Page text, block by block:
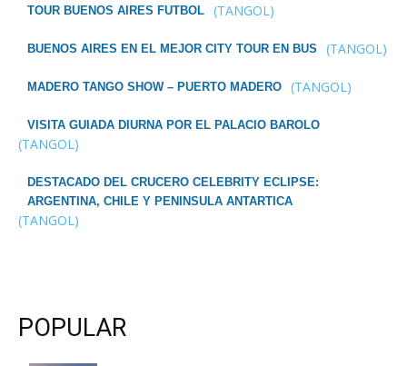
TOUR BUENOS AIRES FUTBOL (TANGOL)
BUENOS AIRES EN EL MEJOR CITY TOUR EN BUS (TANGOL)
MADERO TANGO SHOW – PUERTO MADERO (TANGOL)
VISITA GUIADA DIURNA POR EL PALACIO BAROLO
(TANGOL)
DESTACADO DEL CRUCERO CELEBRITY ECLIPSE:
ARGENTINA, CHILE Y PENINSULA ANTARTICA
(TANGOL)
POPULAR